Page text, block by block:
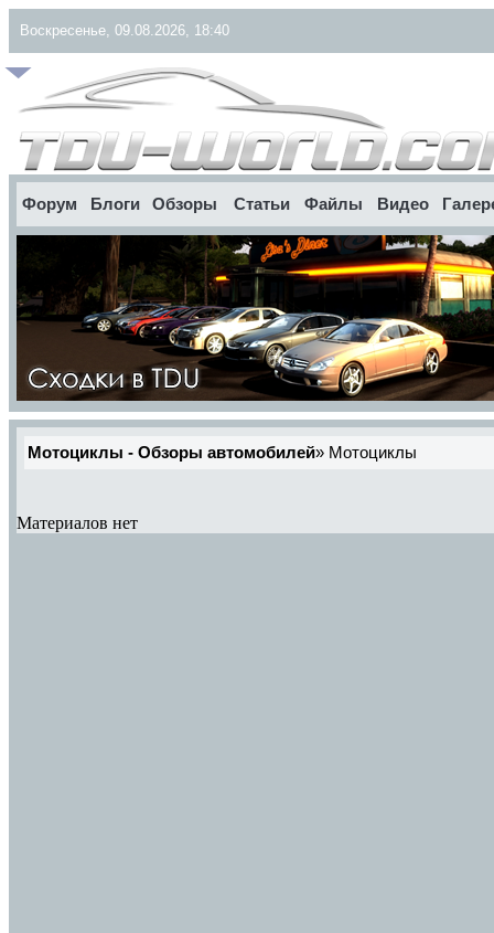
Воскресенье, 09.08.2026, 18:40
Форум Блоги Обзоры Статьи Файлы Видео
Мотоциклы - Обзоры автомобилей» Мотоциклы
Материалов нет